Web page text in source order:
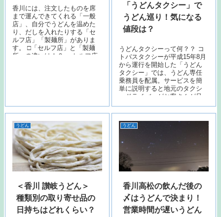
香川には、注文したものを席
まで運んできてくれる「一般
店」、自分でうどんを温めた
り、だしを入れたりする「セ
ルフ店」「製麺所」がありま
す。 □「セルフ店」と「製麺
所」の違いは！？ ＜セルフ店
「うどんタクシー」で
うどん巡り！気になる
値段は？
うどんタクシーって何？？ コ
トバスタクシーが平成15年8月
から運行を開始した「うどん
タクシー」では、うどん専任
乗務員を配属。サービスを簡
単に説明すると地元のタクシ
ードライバーがお客さんが足
けじゃなく、有名店、見つ…
うどん
＜香川 讃岐うどん＞
種類別の取り寄せ品の
日持ちはどれくらい？
うどん
香川高松の飲んだ後の
〆はうどんで決まり！
営業時間が遅いうどん